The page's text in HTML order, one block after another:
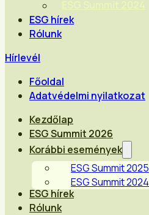
ESG hírek
Rólunk
Hírlevél
Főoldal
Adatvédelmi nyilatkozat
Kezdőlap
ESG Summit 2026
Korábbi események
ESG Summit 2025
ESG Summit 2024
ESG hírek
Rólunk